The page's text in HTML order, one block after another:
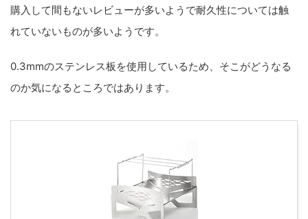
購入して間もないレビューが多いようで耐久性については触
れていないものが多いようです。
0.3mmのステンレス板を使用しているため、そこがどうなる
のか気になるところではあります。